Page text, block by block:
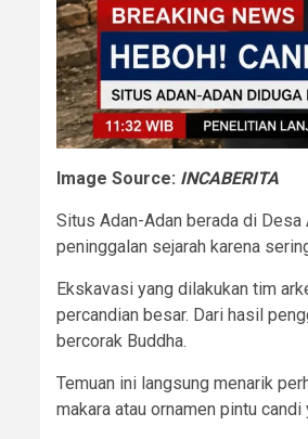
Image Source: INCABERITA
Situs Adan-Adan berada di
peninggalan sejarah karena
Ekskavasi yang dilakukan tim
percandian besar. Dari hasil
bercorak Buddha.
Temuan ini langsung menarik
makara atau ornamen pintu